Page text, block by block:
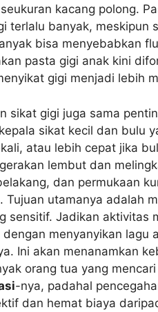
kacang polong.
terlalu banyak, meskipun
bisa menyebabkan
pasta gigi anak kini
gigi menjadi lebih
sikat gigi juga sama
sikat kecil dan bulu
atau lebih cepat jika
lembut dan
dan permukaan
Tujuan utamanya adalah
sensitif. Jadikan aktivitas
dengan menyanyikan lagu
Ini akan menanamkan
orang tua yang
-nya, padahal
dan hemat biaya